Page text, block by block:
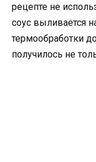
рецепте не
соус выливается
термообработки
получилось не